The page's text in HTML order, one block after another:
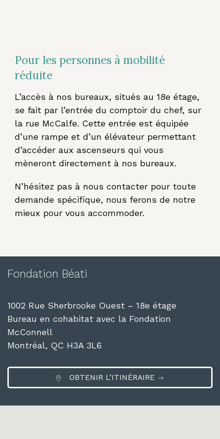
Pour les personnes à mobilité
réduite
L’accès à nos bureaux, situés au 18e étage,
se fait par l’entrée du comptoir du chef, sur
la rue McCalfe. Cette entrée est équipée
d’une rampe et d’un élévateur permettant
d’accéder aux ascenseurs qui vous
mèneront directement à nos bureaux.
N’hésitez pas à nous contacter pour toute
demande spécifique, nous ferons de notre
mieux pour vous accommoder.
Fondation Béati
1002 Rue Sherbrooke Ouest – 18e étage
Bureau en cohabitat avec la Fondation
McConnell
Montréal, QC H3A 3L6
OBTENIR L’ITINÉRAIRE